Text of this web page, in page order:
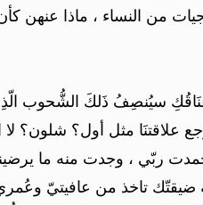
من النساء ، ماذا عنهن
سيُنصِفُ ذَلكَ الشُّحوب
علاقتنَا مثل أول؟ شلون؟ لا
ربّي ، وجدت منه ما
ضيقتّك تاخذ من عافيتيّ